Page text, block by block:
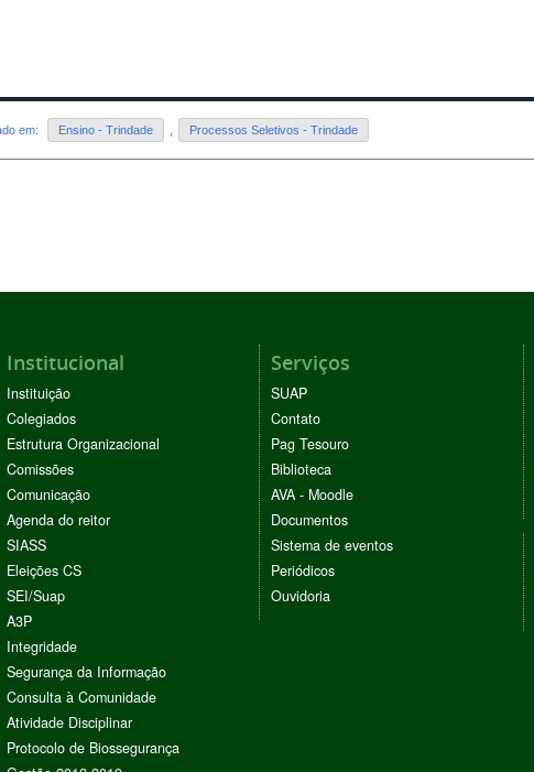
em: Ensino - Trindade Processos Seletivos - Trindade
Institucional
Instituição
Colegiados
Estrutura Organizacional
Comissões
Comunicação
Agenda do reitor
SIASS
Eleições CS
SEI/Suap
A3P
Integridade
Segurança da Informação
Consulta à Comunidade
Atividade Disciplinar
Protocolo de Biossegurança
Serviços
SUAP
Contato
Pag Tesouro
Biblioteca
AVA - Moodle
Documentos
Sistema de eventos
Periódicos
Ouvidoria